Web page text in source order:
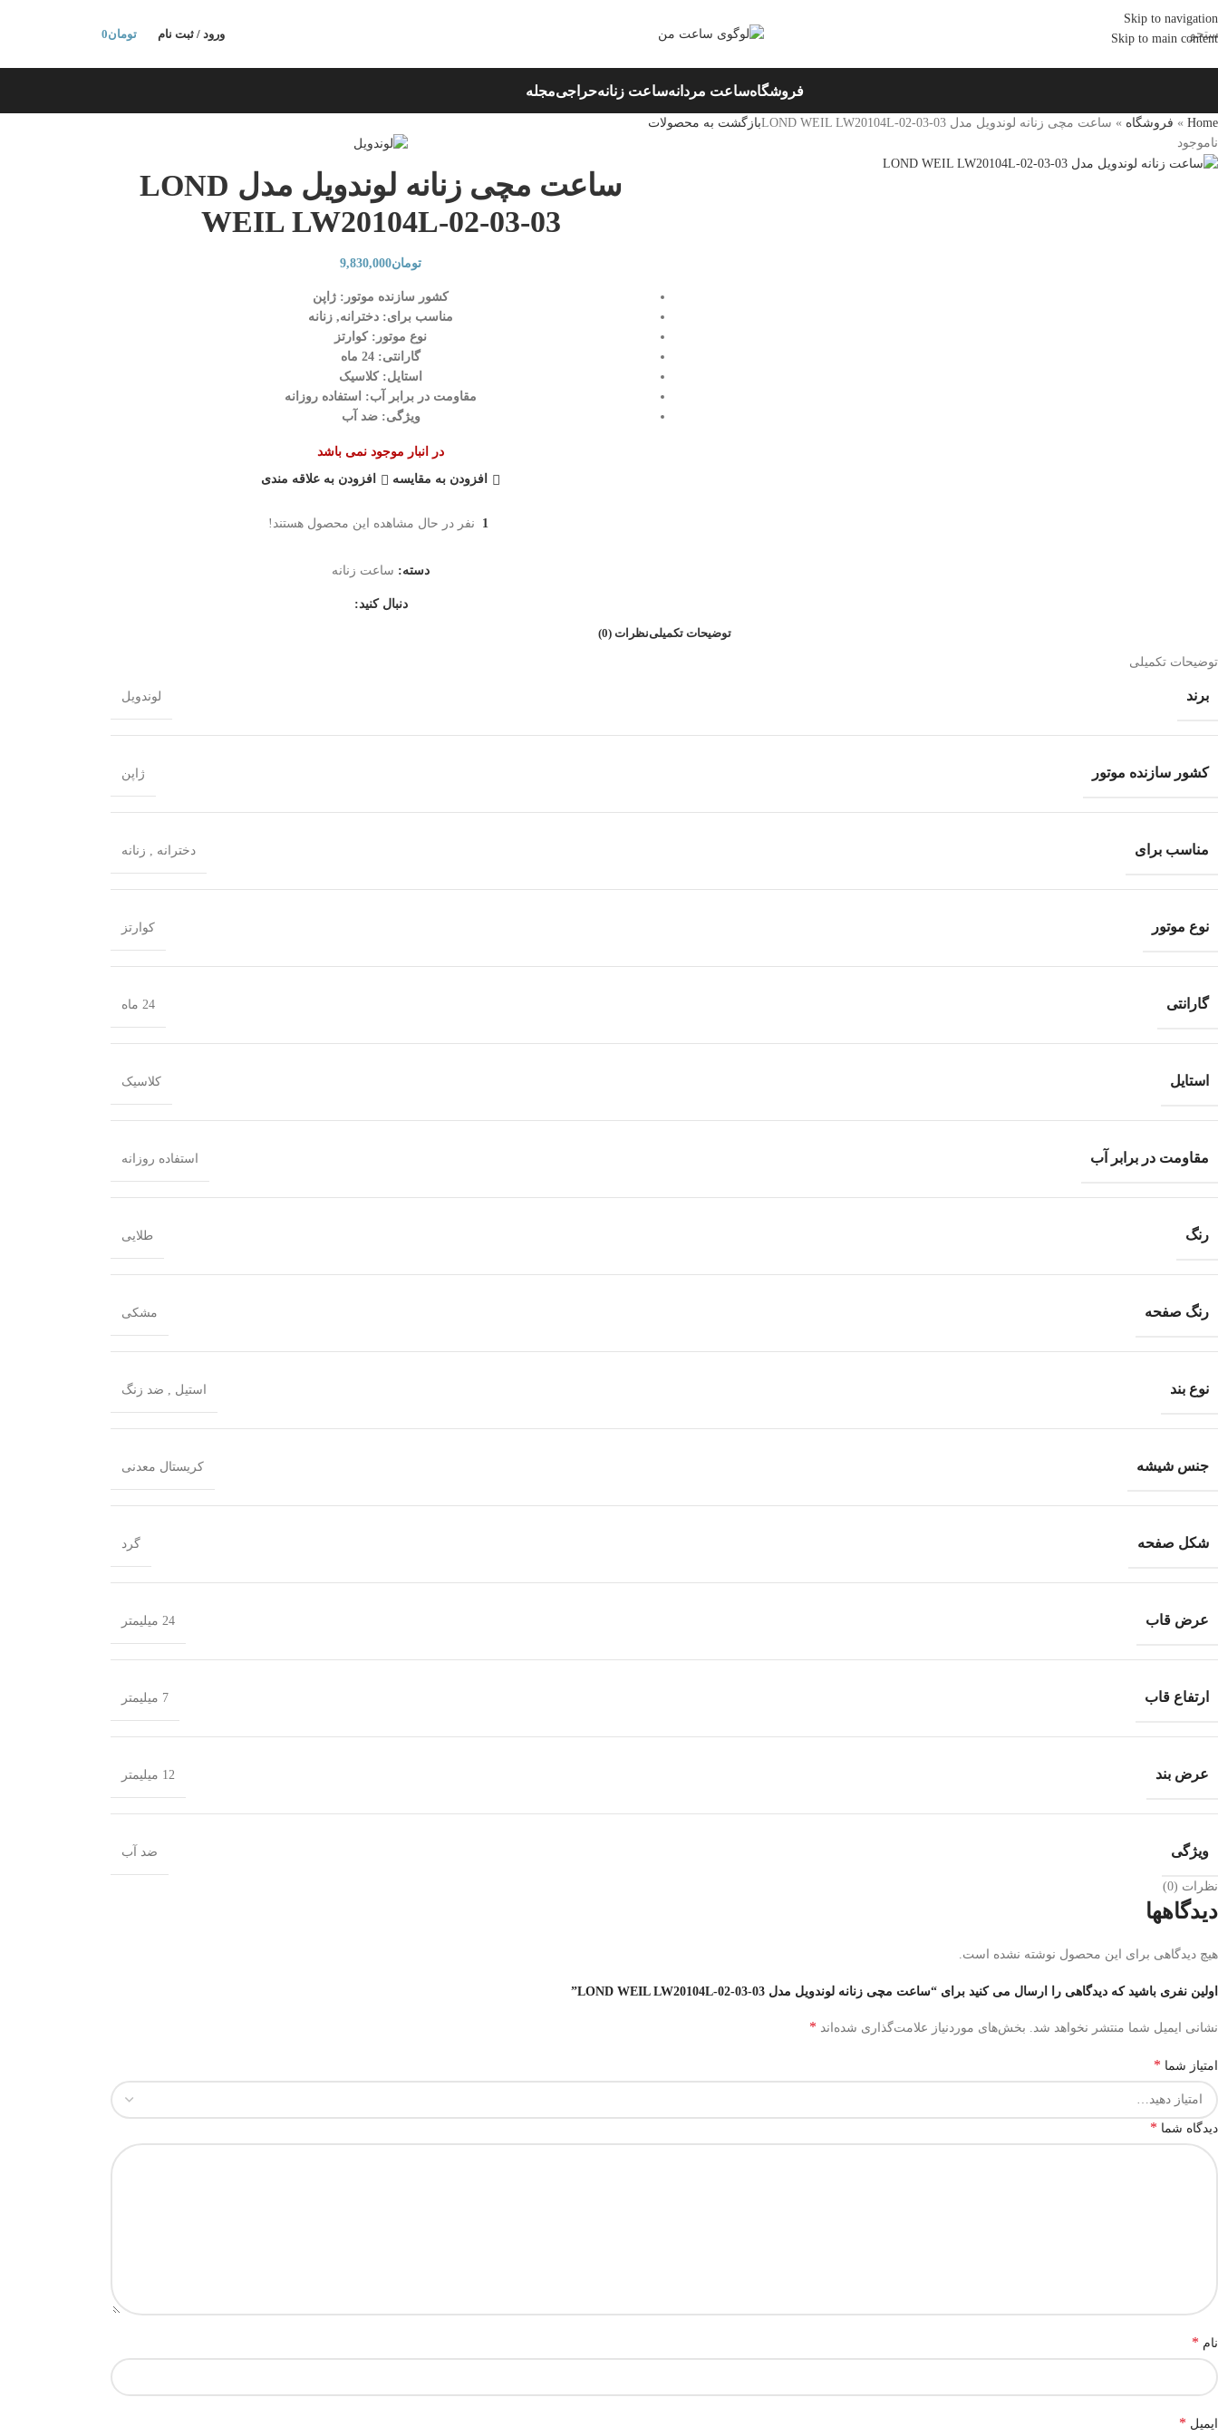
Skip to navigation
Skip to main content
ورود / ثبت نام تومان0
فروشگاهساعت مردانهساعت زنانهحراجیمجله
Home
» فروشگاه » ساعت مچی زنانه لوندویل مدل LOND WEIL LW20104L-02-03-03
بازگشت به محصولات
ناموجود
ساعت مچی زنانه لوندویل مدل LOND
WEIL LW20104L-02-03-03
تومان9,830,000
کشور سازنده موتور: ژاپن
مناسب برای: دخترانه, زنانه
نوع موتور: کوارتز
گارانتی: 24 ماه
استایل: کلاسیک
مقاومت در برابر آب: استفاده روزانه
ویژگی: ضد آب
در انبار موجود نمی باشد
افزودن به مقایسه افزودن به علاقه مندی
1 نفر در حال مشاهده این محصول هستند!
دسته: ساعت زنانه
دنبال کنید:
توضیحات تکمیلینظرات (0)
توضیحات تکمیلی
برند لوندویل
کشور سازنده موتور ژاپن
مناسب برای دخترانه زنانه
نوع موتور کوارتز
گارانتی 24 ماه
استایل کلاسیک
مقاومت در برابر آب استفاده روزانه
رنگ طلایی
رنگ صفحه مشکی
نوع بند استیل ضد زنگ
جنس شیشه کریستال معدنی
شکل صفحه گرد
عرض قاب 24 میلیمتر
ارتفاع قاب 7 میلیمتر
عرض بند 12 میلیمتر
ویژگی ضد آب
نظرات (0)
دیدگاهها
هیچ دیدگاهی برای این محصول نوشته نشده است.
اولین نفری باشید که دیدگاهی را ارسال می کنید برای “ساعت مچی زنانه لوندویل مدل LOND WEIL LW20104L-02-03-03”
نشانی ایمیل شما منتشر نخواهد شد. بخش‌های موردنیاز علامت‌گذاری شده‌اند *
امتیاز شما *
دیدگاه شما *
نام *
ایمیل *